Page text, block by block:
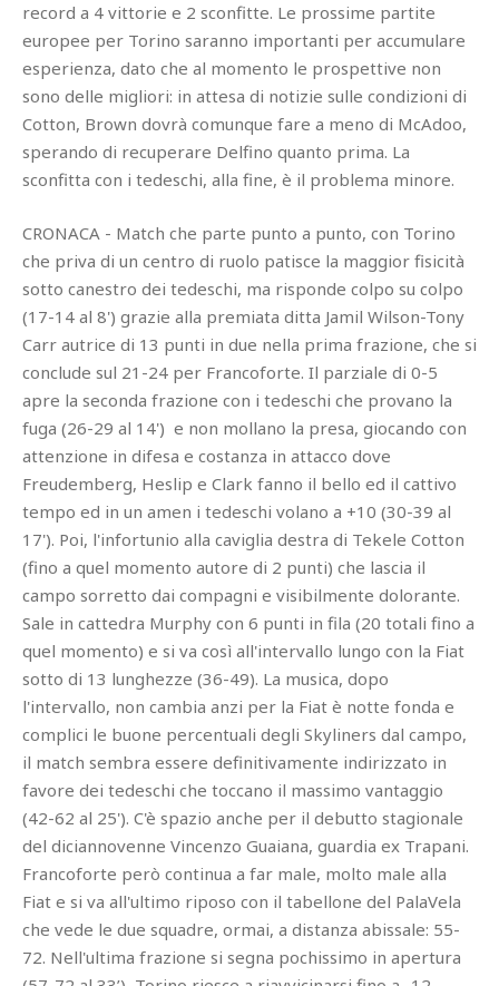
record a 4 vittorie e 2 sconfitte. Le prossime partite
europee per Torino saranno importanti per accumulare
esperienza, dato che al momento le prospettive non
sono delle migliori: in attesa di notizie sulle condizioni di
Cotton, Brown dovrà comunque fare a meno di McAdoo,
sperando di recuperare Delfino quanto prima. La
sconfitta con i tedeschi, alla fine, è il problema minore.
CRONACA - Match che parte punto a punto, con Torino
che priva di un centro di ruolo patisce la maggior fisicità
sotto canestro dei tedeschi, ma risponde colpo su colpo
(17-14 al 8') grazie alla premiata ditta Jamil Wilson-Tony
Carr autrice di 13 punti in due nella prima frazione, che si
conclude sul 21-24 per Francoforte. Il parziale di 0-5
apre la seconda frazione con i tedeschi che provano la
fuga (26-29 al 14') e non mollano la presa, giocando con
attenzione in difesa e costanza in attacco dove
Freudemberg, Heslip e Clark fanno il bello ed il cattivo
tempo ed in un amen i tedeschi volano a +10 (30-39 al
17'). Poi, l'infortunio alla caviglia destra di Tekele Cotton
(fino a quel momento autore di 2 punti) che lascia il
campo sorretto dai compagni e visibilmente dolorante.
Sale in cattedra Murphy con 6 punti in fila (20 totali fino a
quel momento) e si va così all'intervallo lungo con la Fiat
sotto di 13 lunghezze (36-49). La musica, dopo
l'intervallo, non cambia anzi per la Fiat è notte fonda e
complici le buone percentuali degli Skyliners dal campo,
il match sembra essere definitivamente indirizzato in
favore dei tedeschi che toccano il massimo vantaggio
(42-62 al 25'). C'è spazio anche per il debutto stagionale
del diciannovenne Vincenzo Guaiana, guardia ex Trapani.
Francoforte però continua a far male, molto male alla
Fiat e si va all'ultimo riposo con il tabellone del PalaVela
che vede le due squadre, ormai, a distanza abissale: 55-
72. Nell'ultima frazione si segna pochissimo in apertura